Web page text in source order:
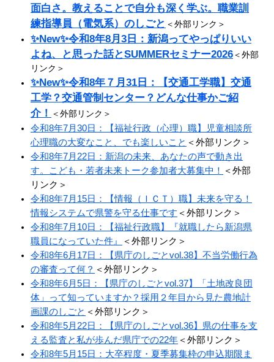
面白さ。教えることで自分も深く学ぶ。職業訓
練指導員（電気系）のしごと ＜外部リンク＞
✨New✨令和8年8月3日：​新潟ってやっぱりいい
よね、と思った話とSUMMERセミナー2026​＜外部
リンク＞
✨New✨令和8年７月31日：【交通工学職】交通
工学？交通管制センター？どんな仕事かご紹
介！
＜外部リンク＞
令和8年7月30日：【福祉行政（心理）職】児童相談所
心理職の大変なこと、でも楽しいこと ＜外部リンク＞
令和8年7月22日：新潟の未来、あなたの声で動き出
す。こども・若者未来トーク参加者大募集中！ ＜外部
リンク＞
令和8年7月15日：【情報（ＩＣＴ）職】未来を守る！
情報システムで県警を守る仕事です ＜外部リンク＞
令和8年7月10日：【福祉行政職】『就職したら新潟県
職員になっていた件』
＜外部リンク＞
令和8年6月17日：【県庁のしごとvol.38】不当労働行為
の審査って何？ ＜外部リンク＞
令和8年6月5日：【県庁のしごとvol.37】「土地改良団
体」って知っていますか？採用２年目から見た農地計
画課のしごと ＜外部リンク＞
令和8年5月22日：【県庁のしごとvol.36】県の仕事を支
える監査と私が歩んだ県庁での22年 ＜外部リンク＞
令和8年5月15日：大卒程度・夏季募集枠の申込期限ま